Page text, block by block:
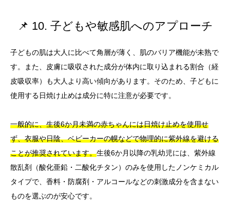
📌 10. 子どもや敏感肌へのアプローチ
子どもの肌は大人に比べて角層が薄く、肌のバリア機能が未熟で
す。また、皮膚に吸収された成分が体内に取り込まれる割合（経
皮吸収率）も大人より高い傾向があります。そのため、子どもに
使用する日焼け止めは成分に特に注意が必要です。
一般的に、生後6か月未満の赤ちゃんには日焼け止めを使用せ
ず、衣服や日陰、ベビーカーの幌などで物理的に紫外線を避ける
ことが推奨されています。生後6か月以降の乳幼児には、紫外線
散乱剤（酸化亜鉛・二酸化チタン）のみを使用したノンケミカル
タイプで、香料・防腐剤・アルコールなどの刺激成分を含まない
ものを選ぶのが安心です。